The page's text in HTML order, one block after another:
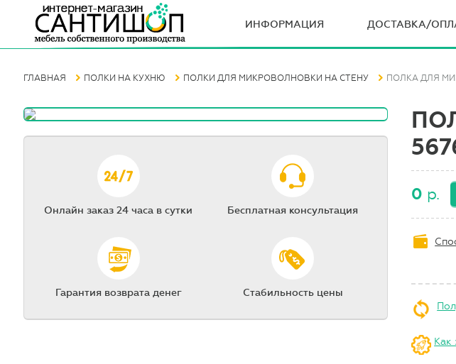
ИНФОРМАЦИЯ ДОСТАВКА/
ГЛАВНАЯ ПОЛКИ НА КУХНЮ ПОЛКИ ДЛЯ МИКРОВОЛНОВКИ НА СТЕНУ ПОЛКА ДЛЯ
Онлайн заказ 24 часа в сутки Бесплатная консультация
Гарантия возврата денег Стабильность цены
0 р.
Как